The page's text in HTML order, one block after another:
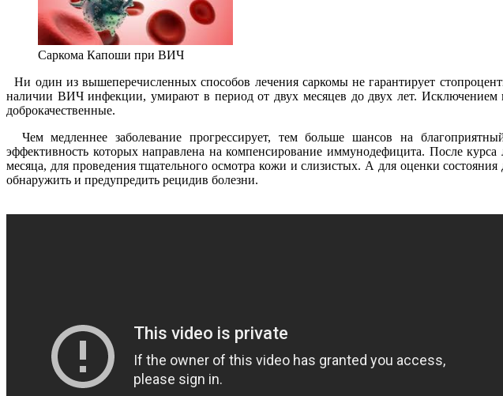
Саркома Капоши при ВИЧ
Ни один из вышеперечисленных способов лечения саркомы не гарантирует
наличии ВИЧ инфекции, умирают в период от двух месяцев до двух лет. Исключением
доброкачественные.
Чем медленнее заболевание прогрессирует, тем больше шансов на
эффективность которых направлена на компенсирование иммунодефицита. После
месяца, для проведения тщательного осмотра кожи и слизистых. А для оценки
обнаружить и предупредить рецидив болезни.